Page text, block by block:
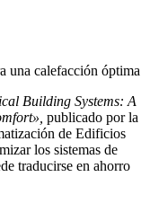
una calefacción óptima
Building Systems: A
publicado por la
de Edificios
los sistemas de
traducirse en ahorro